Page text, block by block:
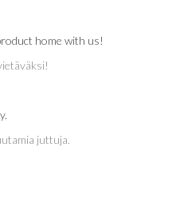
home with us!
juttuja.